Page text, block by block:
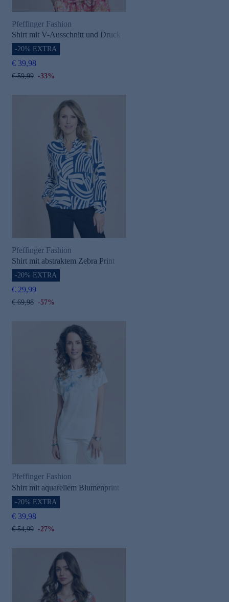
Pfeffinger Fashion
Shirt mit V-Ausschnitt und Druck
-20% EXTRA
€ 39,98
€ 59,99 -33%
Pfeffinger Fashion
Shirt mit abstraktem Zebra Print
-20% EXTRA
€ 29,99
€ 69,98 -57%
Pfeffinger Fashion
Shirt mit aquarellem Blumenprint
-20% EXTRA
€ 39,98
€ 54,99 -27%